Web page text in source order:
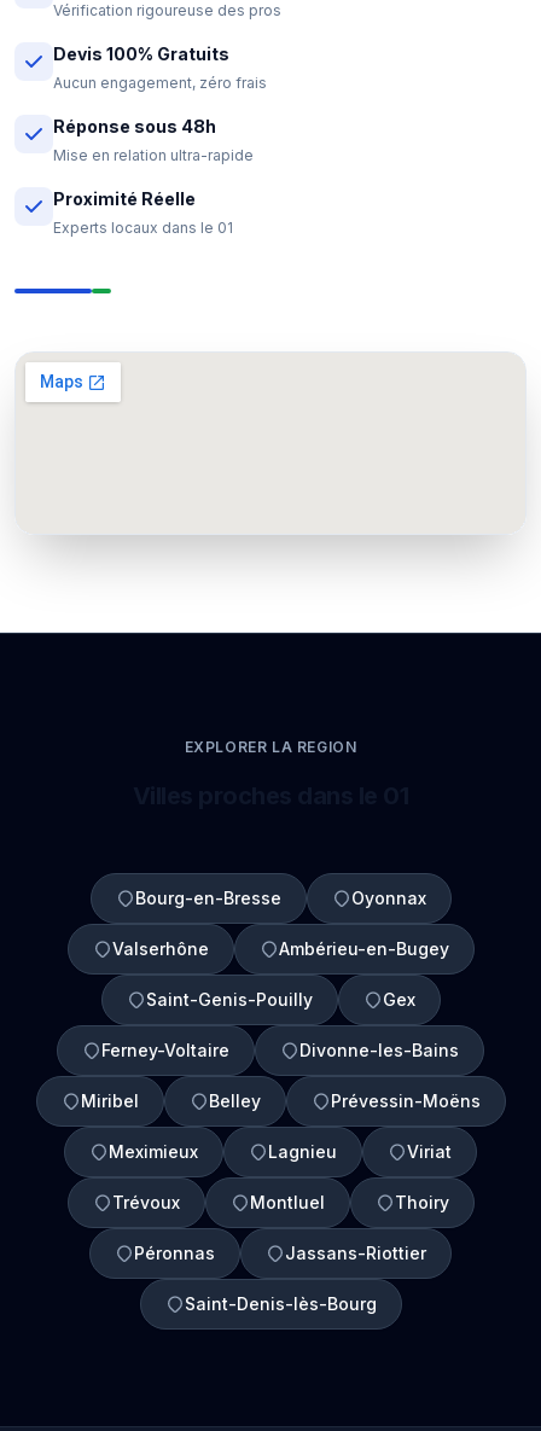
Vérification rigoureuse des pros
Devis 100% Gratuits
Aucun engagement, zéro frais
Réponse sous 48h
Mise en relation ultra-rapide
Proximité Réelle
Experts locaux dans le 01
EXPLORER LA REGION
Bourg-en-Bresse Oyonnax
Valserhône Ambérieu-en-Bugey
Saint-Genis-Pouilly Gex
Ferney-Voltaire Divonne-les-Bains
Miribel Belley Prévessin-Moëns
Meximieux Lagnieu Viriat
Trévoux Montluel Thoiry
Péronnas Jassans-Riottier
Saint-Denis-lès-Bourg